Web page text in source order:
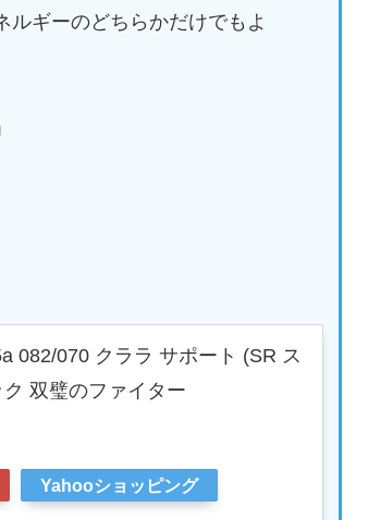
ルギーのどちらかだけでもよ
082/070 クララ サポート (SR ス
双璧のファイター
Yahooショッピング